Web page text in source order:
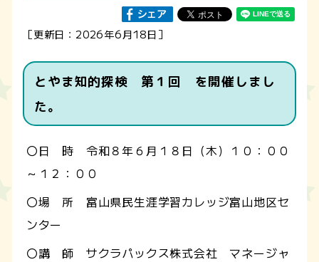
［更新日：2026年6月18日］
とやま知的探検 第１回 を開催しまし
た。
〇日 時 令和８年６月１８日（木）１０：００
～１２：００
〇場 所 富山県民生涯学習カレッジ富山地区セ
ンター
〇講 師 サクラパックス株式会社 マネージャ